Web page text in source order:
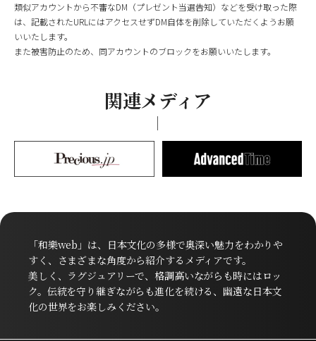
類似アカウントから不審なDM（プレゼント当選告知）などを受け取った際
は、記載されたURLにはアクセスせずDM自体を削除していただくようお願
いいたします。
また被害防止のため、同アカウントのブロックをお願いいたします。
関連メディア
「和樂web」は、日本文化の多様で奥深い魅力をわかりや
すく、さまざまな角度から紹介するメディアです。
美しく、ラグジュアリーで、格調高いながらも時にはロッ
ク。伝統を守り継ぎながらも進化を続ける、幽遠な日本文
化の世界をお楽しみください。